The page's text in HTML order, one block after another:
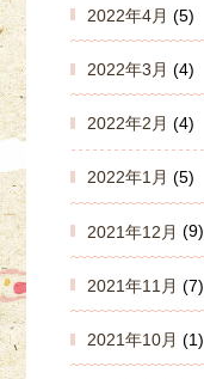
2022年4月 (5)
2022年3月 (4)
2022年2月 (4)
2022年1月 (5)
2021年12月 (9)
2021年11月 (7)
2021年10月 (1)